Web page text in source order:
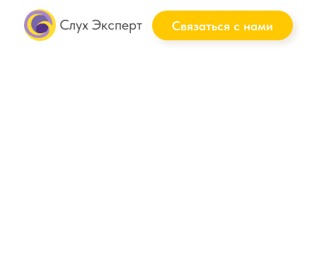
Связаться с нами
Слух Эксперт